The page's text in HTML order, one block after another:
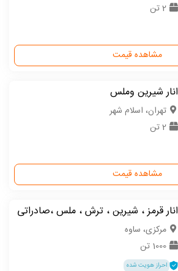
2 تن
مشاهده قیمت
انار شیرین وملس
تهران، اسلام شهر
2 تن
مشاهده قیمت
انار قرمز ، شیرین ، ترش ، ملس ،صادراتی
مركزی، ساوه
1000 تن
احراز هویت شده